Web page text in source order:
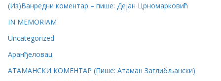
(Из)Ванредни коментар – пише: Дејан Црномарковић
IN MEMORIAM
Uncategorized
Аранђеловац
АТАМАНСКИ КОМЕНТАР (Пише: Атаман Заглибљански)